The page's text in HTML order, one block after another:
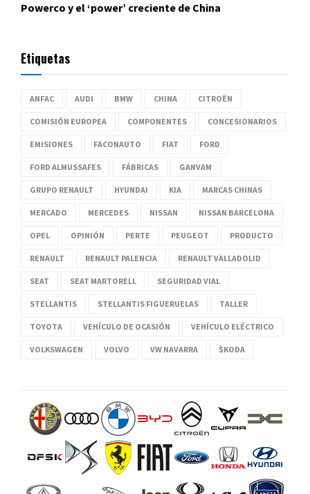
Powerco y el ‘power’ creciente de China
Etiquetas
ANFAC AUDI BMW CHINA CITROËN
COMISIÓN EUROPEA COMPONENTES CONCESIONARIOS
EMISIONES FACONAUTO FIAT FORD
FORD ALMUSSAFES FÁBRICAS GANVAM
GRUPO RENAULT HYUNDAI KIA MARCAS CHINAS
MERCADO MERCEDES NISSAN NISSAN BARCELONA
OPEL OPINIÓN PERTE PEUGEOT PRODUCTO
RENAULT RENAULT PALENCIA RENAULT VALLADOLID
SEAT SEAT MARTORELL SEGURIDAD VIAL
STELLANTIS STELLANTIS FIGUERUELAS TALLER
TOYOTA VEHÍCULO DE OCASIÓN VEHÍCULO ELÉCTRICO
VOLKSWAGEN VOLVO VW NAVARRA ŠKODA